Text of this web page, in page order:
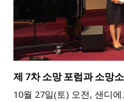
제 7차 소망 포럼과 소망
10월 27일(토) 오전, 샌디